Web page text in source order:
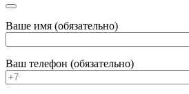
Ваше имя (обязательно)
Ваш телефон (обязательно)